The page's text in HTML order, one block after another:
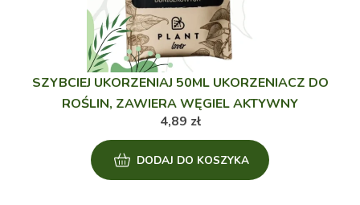
SZYBCIEJ UKORZENIAJ 50ML UKORZENIACZ DO
ROŚLIN, ZAWIERA WĘGIEL AKTYWNY
4,89 zł
DODAJ DO KOSZYKA